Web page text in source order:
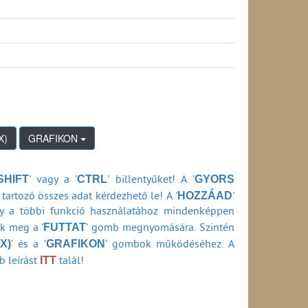
ideje belföldi viszonylatban (1990-2024)
átfutási ideje belföldi viszonylatban (1990-
ideje belföldi viszonylatban (1990-2024)
(2013-2024)
2006)
2006)
2006)
2006)
szolgáltató adataiból számítva) (1990-2006)
GRAFIKON
' vagy a 'CTRL' billentyűket! A ’GYORS
összes adat kérdezhető le! A 'HOZZÁAD'
a többi funkció használatához mindenképpen
meg a ’FUTTAT’ gomb megnyomására. Szintén
’ és a ’GRAFIKON’ gombok működéséhez. A
leírást ITT talál!